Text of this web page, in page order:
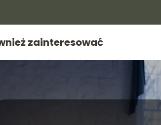
zainteresować